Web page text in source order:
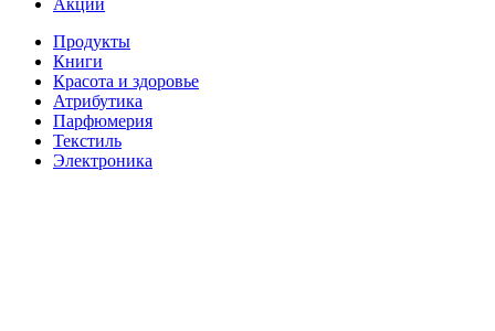
Акции
Продукты
Книги
Красота и здоровье
Атрибутика
Парфюмерия
Текстиль
Электроника